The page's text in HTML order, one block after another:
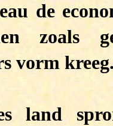
de
zoals
vorm
land